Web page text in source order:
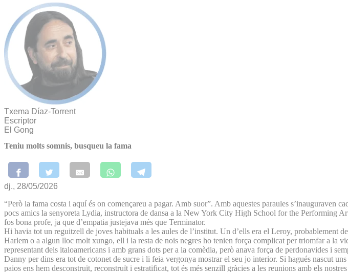
Txema Díaz-Torrent
Escriptor
El Gong
Teniu molts somnis, busqueu la fama
dj., 28/05/2026
“Però la fama costa i aquí és on començareu a pagar. Amb suor”. Amb aquestes paraules s’inauguraven
pocs amics la senyoreta Lydia, instructora de dansa a la New York City High School for the Performing
fos bona profe, ja que d’empatia justejava més que Terminator.
Hi havia tot un reguitzell de joves habituals a les aules de l’institut. Un d’ells era el Leroy, probablement
Harlem o a algun lloc molt xungo, ell i la resta de nois negres ho tenien força complicat per triomfar a la
representant dels italoamericans i amb grans dots per a la comèdia, però anava força de perdonavides i
Danny per dins era tot de cotonet de sucre i li feia vergonya mostrar el seu jo interior. Si hagués nascut
paios ens hem desconstruït, reconstruït i estratificat, tot és més senzill gràcies a les reunions amb els